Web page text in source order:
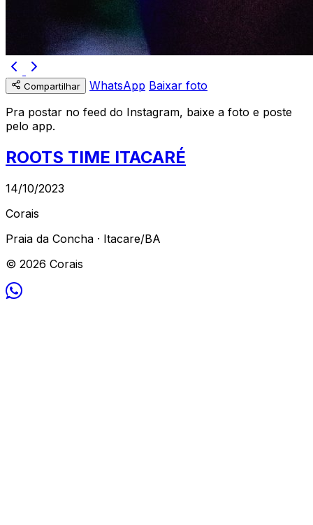
Compartilhar WhatsApp Baixar foto
Pra postar no feed do Instagram, baixe a foto e poste
pelo app.
ROOTS TIME ITACARÉ
14/10/2023
Corais
Praia da Concha · Itacare/BA
© 2026 Corais